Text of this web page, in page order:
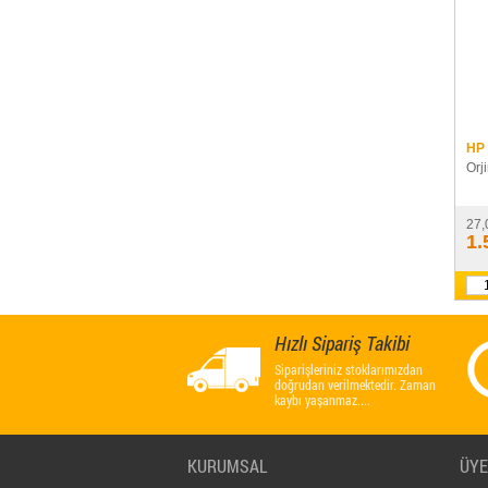
Hızlı Sipariş Takibi
Siparişleriniz stoklarımızdan
doğrudan verilmektedir. Zaman
kaybı yaşanmaz....
KURUMSAL